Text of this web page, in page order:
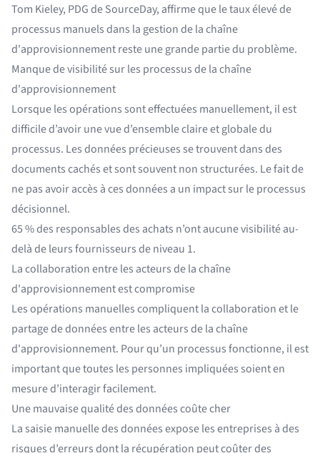
Tom Kieley, PDG de SourceDay, affirme que le taux élevé de
processus manuels dans la gestion de la chaîne
d'approvisionnement reste une grande partie du problème.
Manque de visibilité sur les processus de la chaîne
d'approvisionnement
Lorsque les opérations sont effectuées manuellement, il est
difficile d’avoir une vue d’ensemble claire et globale du
processus. Les données précieuses se trouvent dans des
documents cachés et sont souvent non structurées. Le fait de
ne pas avoir accès à ces données a un impact sur le processus
décisionnel.
65 % des responsables des achats n’ont aucune visibilité au-
delà de leurs fournisseurs de niveau 1.
La collaboration entre les acteurs de la chaîne
d'approvisionnement est compromise
Les opérations manuelles compliquent la collaboration et le
partage de données entre les acteurs de la chaîne
d'approvisionnement. Pour qu’un processus fonctionne, il est
important que toutes les personnes impliquées soient en
mesure d’interagir facilement.
Une mauvaise qualité des données coûte cher
La saisie manuelle des données expose les entreprises à des
risques d’erreurs dont la récupération peut coûter des